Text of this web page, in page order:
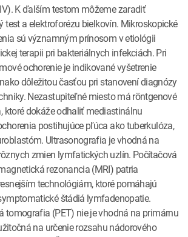
K ďalším testom môžeme zaradiť
test a elektroforézu bielkovín. Mikroskopické
sú významným prínosom v etiológii
terapii pri bakteriálnych infekciách. Pri
ochorenie je indikované vyšetrenie
dôležitou časťou pri stanovení diagnózy
Nezastupiteľné miesto má röntgenové
ktoré dokáže odhaliť mediastinálnu
postihujúce pľúca ako tuberkulóza,
Ultrasonografia je vhodná na
zmien lymfatických uzlín. Počítačová
rezonancia (MRI) patria
technológiám, ktoré pomáhajú
štádiá lymfadenopatie.
tomografia (PET) nie je vhodná na primárnu
na určenie rozsahu nádorového